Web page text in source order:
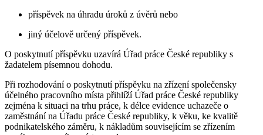
příspěvek na úhradu úroků z úvěrů nebo
jiný účelově určený příspěvek.
O poskytnutí příspěvku uzavírá Úřad práce České republiky s
žadatelem písemnou dohodu.
Při rozhodování o poskytnutí příspěvku na zřízení společensky
účelného pracovního místa přihlíží Úřad práce České republiky
zejména k situaci na trhu práce, k délce evidence uchazeče o
zaměstnání na Úřadu práce České republiky, k věku, ke kvalitě
podnikatelského záměru, k nákladům souvisejícím se zřízením